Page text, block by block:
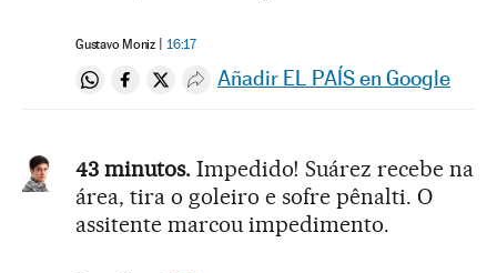
Gustavo Moniz 16:17
Compartir en Whatsapp
Compartir en Facebook
Compartir en Twitter
Desplegar Redes Sociales
Añadir EL PAÍS en Google
43 minutos. Impedido! Suárez recebe na
área, tira o goleiro e sofre pênalti. O
assitente marcou impedimento.